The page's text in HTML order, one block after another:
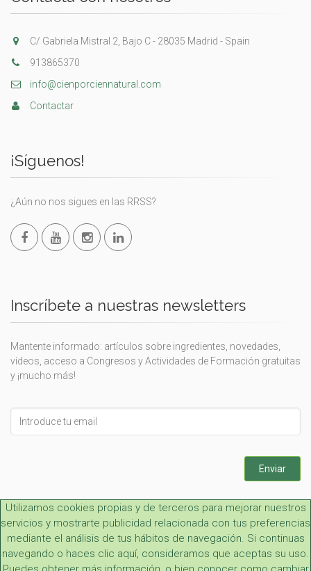
C/ Gabriela Mistral 2, Bajo C - 28035 Madrid - Spain
913865370
info@cienporciennatural.com
Contactar
¡Síguenos!
¿Aún no nos sigues en las RRSS?
Inscríbete a nuestras newsletters
Mantente informado: artículos sobre ingredientes, novedades,
vídeos, acceso a Congresos y Actividades de Formación gratuitas
y ¡mucho más!
this
field
Enviar
Aviso legal y LOPD|Condiciones generales|Contacto
Utilizamos cookies propias y de terceros para mejorar nuestros
servicios y mostrarte publicidad relacionada con tus preferencias
mediante el análisis de tus hábitos de navegación. Si continuas
navegando o haces clic aquí, consideramos que aceptas su uso.